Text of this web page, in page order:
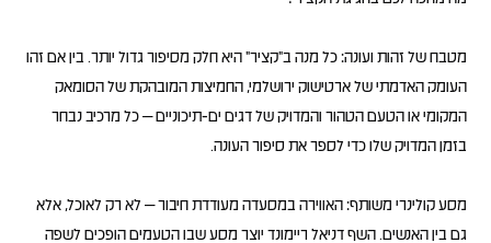
מטבח של זהות ועונה: כל מנה ב"קציר" היא חלק מסיפור גדול יותר. בין אם זהו
העומק האדמתי של ארטישוק ירושלמי, החמיצות המובהקת של הסומאק
המקומי או הטעם הטהור והמדויק של דגים ים-תיכוניים – כל מרכיב נבחר
מסע קולינרי משותף: האווירה במסעדה מעודדת חיבור – לא רק לאוכל, אלא
גם בין האנשים. השף דניאל ריימונד יוצר מסע שבו הטעמים הופכים לשפה